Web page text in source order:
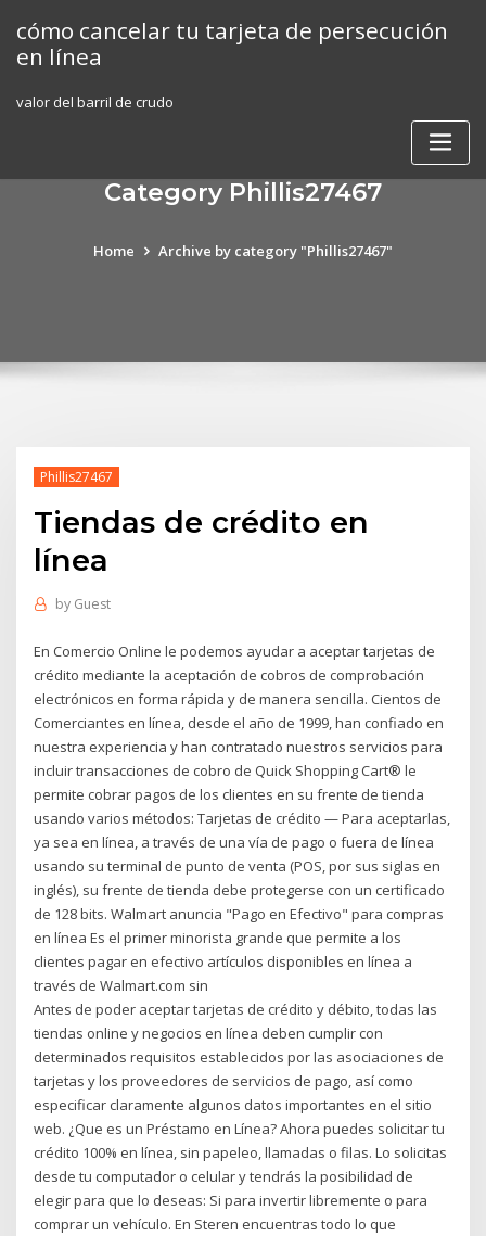
content
cómo cancelar tu tarjeta de persecución
en línea
valor del barril de crudo
Category Phillis27467
Home Archive by category "Phillis27467"
Phillis27467
Tiendas de crédito en
línea
by Guest
En Comercio Online le podemos ayudar a aceptar tarjetas de
crédito mediante la aceptación de cobros de comprobación
electrónicos en forma rápida y de manera sencilla. Cientos de
Comerciantes en línea, desde el año de 1999, han confiado en
nuestra experiencia y han contratado nuestros servicios para
incluir transacciones de cobro de Quick Shopping Cart® le
permite cobrar pagos de los clientes en su frente de tienda
usando varios métodos: Tarjetas de crédito — Para aceptarlas,
ya sea en línea, a través de una vía de pago o fuera de línea
usando su terminal de punto de venta (POS, por sus siglas en
inglés), su frente de tienda debe protegerse con un certificado
de 128 bits. Walmart anuncia "Pago en Efectivo" para compras
en línea Es el primer minorista grande que permite a los
clientes pagar en efectivo artículos disponibles en línea a
través de Walmart.com sin
Antes de poder aceptar tarjetas de crédito y débito, todas las
tiendas online y negocios en línea deben cumplir con
determinados requisitos establecidos por las asociaciones de
tarjetas y los proveedores de servicios de pago, así como
especificar claramente algunos datos importantes en el sitio
web. ¿Que es un Préstamo en Línea? Ahora puedes solicitar tu
crédito 100% en línea, sin papeleo, llamadas o filas. Lo solicitas
desde tu computador o celular y tendrás la posibilidad de
elegir para que lo deseas: Si para invertir libremente o para
comprar un vehículo. En Steren encuentras todo lo que